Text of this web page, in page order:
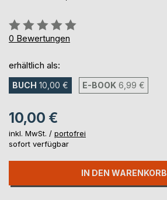
Bewertung::
0%
0 Bewertungen
erhältlich als:
BUCH 10,00 € E-BOOK 6,99 €
10,00 €
inkl. MwSt. / portofrei
sofort verfügbar
IN DEN WARENKORB